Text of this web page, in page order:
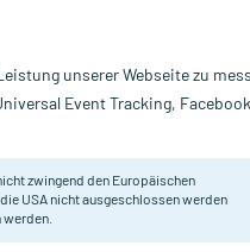
Behandlung von Calcium- und
unserer Webseite zu
Event Tracking, Facebook
zwingend den Europäischen
USA nicht ausgeschlossen werden